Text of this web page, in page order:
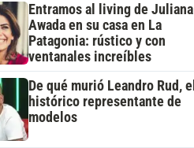
Entramos al living de Juliana
Awada en su casa en La
Patagonia: rústico y con
ventanales increíbles
De qué murió Leandro Rud, el
histórico representante de
modelos